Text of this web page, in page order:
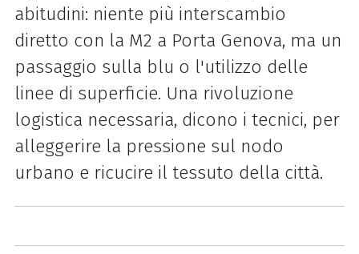
abitudini: niente più interscambio
diretto con la M2 a Porta Genova, ma un
passaggio sulla blu o l'utilizzo delle
linee di superficie. Una rivoluzione
logistica necessaria, dicono i tecnici, per
alleggerire la pressione sul nodo
urbano e ricucire il tessuto della città.